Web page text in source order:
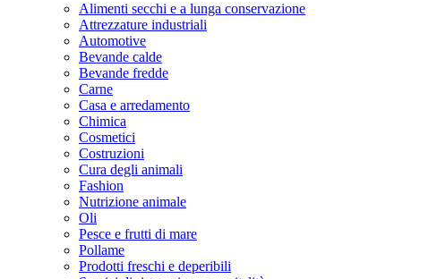
Alimenti secchi e a lunga conservazione
Attrezzature industriali
Automotive
Bevande calde
Bevande fredde
Carne
Casa e arredamento
Chimica
Cosmetici
Costruzioni
Cura degli animali
Fashion
Nutrizione animale
Oli
Pesce e frutti di mare
Pollame
Prodotti freschi e deperibili